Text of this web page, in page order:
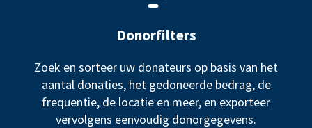
Donorfilters
Zoek en sorteer uw donateurs op basis van het
aantal donaties, het gedoneerde bedrag, de
frequentie, de locatie en meer, en exporteer
vervolgens eenvoudig donorgegevens.